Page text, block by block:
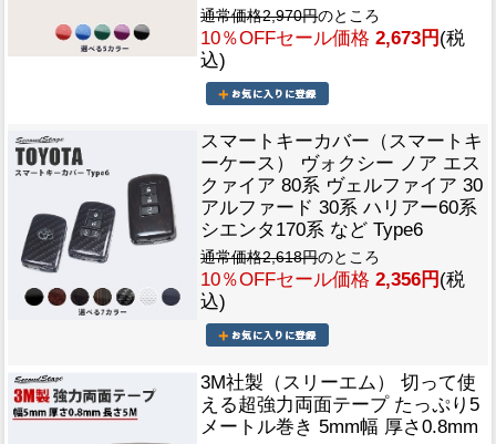
通常価格2,970円のところ
10％OFFセール価格 2,673円 (税
込)
スマートキーカバー（スマートキ
ーケース） ヴォクシー ノア エス
クァイア 80系 ヴェルファイア 30
アルファード 30系 ハリアー60系
シエンタ170系 など Type6
通常価格2,618円のところ
10％OFFセール価格 2,356円 (税
込)
3M社製（スリーエム） 切って使
える超強力両面テープ たっぷり5
メートル巻き 5mm幅 厚さ0.8mm